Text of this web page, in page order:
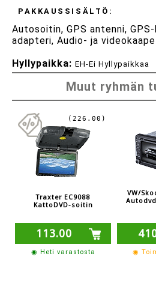
PAKKAUSSISÄLTÖ:
Autosoitin, GPS antenni,
adapteri, Audio- ja
Hyllypaikka: EH-Ei Hyllypaikkaa
Muut ryhmän
(226.00)
Traxter EC9088
KattoDVD-soitin
113.00
◉ Heti varastosta
VW/
◉